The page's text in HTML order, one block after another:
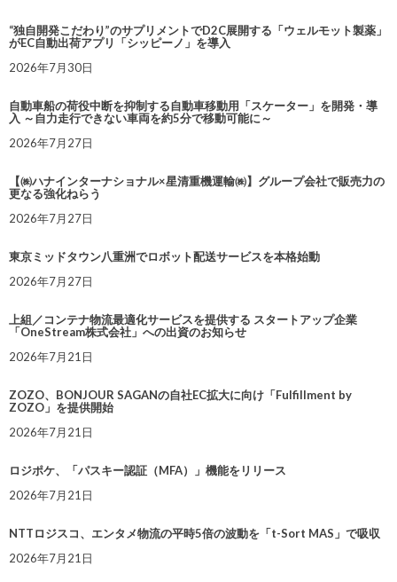
“独自開発こだわり”のサプリメントでD2C展開する「ウェルモット製薬」
がEC自動出荷アプリ「シッピーノ」を導入
2026年7月30日
自動車船の荷役中断を抑制する自動車移動用「スケーター」を開発・導
入 ～自力走行できない車両を約5分で移動可能に～
2026年7月27日
【㈱ハナインターナショナル×星清重機運輸㈱】グループ会社で販売力の
更なる強化ねらう
2026年7月27日
東京ミッドタウン八重洲でロボット配送サービスを本格始動
2026年7月27日
上組／コンテナ物流最適化サービスを提供する スタートアップ企業
「OneStream株式会社」への出資のお知らせ
2026年7月21日
ZOZO、BONJOUR SAGANの自社EC拡大に向け「Fulfillment by
ZOZO」を提供開始
2026年7月21日
ロジポケ、「パスキー認証（MFA）」機能をリリース
2026年7月21日
NTTロジスコ、エンタメ物流の平時5倍の波動を「t-Sort MAS」で吸収
2026年7月21日